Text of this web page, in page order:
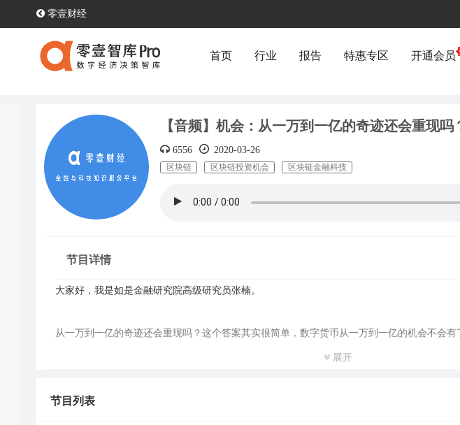
零壹财经
首页 行业 报告 特惠专区 开通会员
【音频】机会：从一万到一亿的奇迹还会重现吗
6556
2020-03-26
区块链
区块链投资机会 区块链金融科技
节目详情
大家好，我是如是金融研究院高级研究员张楠。
从一万到一亿的奇迹还会重现吗？这个答案其实很简单，数字货币从一万到一亿的机会不会有
币种的价格还是太高。资产的价格从零到1很容易，但是从1到一万就很难了。以比特币为例，
展开
节目列表